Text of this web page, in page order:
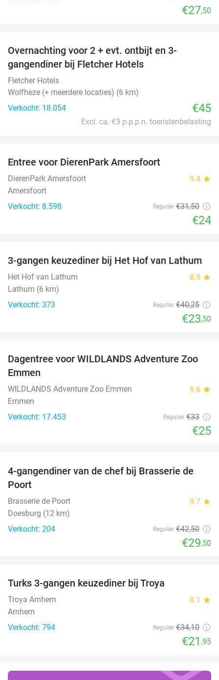
€27,50
Overnachting voor 2 + evt. ontbijt en 3-
gangendiner bij Fletcher Hotels
Fletcher Hotels
Wolfheze (+ meerdere locaties) (6 km)
Verkocht: 18.054
€45
Excl. ca. €3 p.p.p.n. toeristenbelasting
Entree voor DierenPark Amersfoort
DierenPark Amersfoort 9.4 star
Amersfoort
Verkocht: 8.598
Regulier €31,50
€24
42%
3-gangen keuzediner bij Het Hof van Lathum
Het Hof van Lathum 8.9 star
Lathum (6 km)
Verkocht: 373
Regulier €40,25
€23,50
24%
Dagentree voor WILDLANDS Adventure Zoo
Emmen
WILDLANDS Adventure Zoo Emmen 9.6 star
Emmen
Verkocht: 17.453
Regulier €33
€25
31%
4-gangendiner van de chef bij Brasserie de
Poort
Brasserie de Poort 9.7 star
Doesburg (12 km)
Verkocht: 204
Regulier €42,50
€29,50
Turks 3-gangen keuzediner bij Troya
Troya Arnhem 8.1 star
Arnhem
Verkocht: 794
Regulier €34,10
€21 ,95